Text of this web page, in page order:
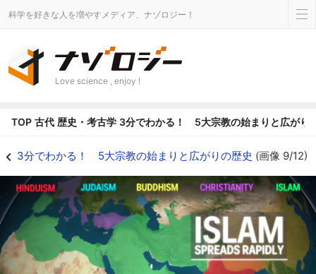
科学を好きな人を増やすメディア、ナゾロジー！
Love science , enjoy !
TOP 古代 歴史・考古学 3分でわかる！ 5大宗教の始まりと広がり
3分でわかる！ 5大宗教の始まりと広がりの歴史 (画像 9/12)